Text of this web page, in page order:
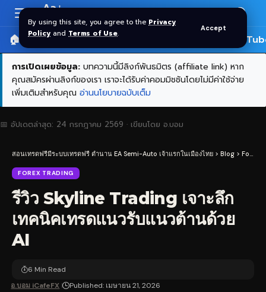
By using this site, you agree to the Privacy
Policy and Terms of Use.
Accept
Resizer
Aa
🏠 หน้าแรก ราคาทอง SPDR 🎬
การเปิดเผยข้อมูล: บทความนี้มีลิงก์พันธมิตร (affiliate link) หาก
คุณสมัครผ่านลิงก์ของเรา เราจะได้รับค่าคอมมิชชันโดยไม่มีค่าใช้จ่าย
เพิ่มเติมสำหรับคุณ อ่านนโยบายฉบับเต็ม
📅 อัปเดตล่าสุด: 24 กรกฎาคม 2569 · เขียนโดย อ.บอม
สอนเทรดฟรีมีระบบเทรดฟรี ตำนาน EA Semi-Auto เจ้าแรกในเมืองไทย > Blog > Forex Trading
FOREX TRADING
รีวิว Skyline Trading เจาะลึก
เทคนิคเทรดแนวรับแนวต้านด้วย
AI
อ.บอม iCafeFX Published: เมษายน 21, 2026
6 Min Read